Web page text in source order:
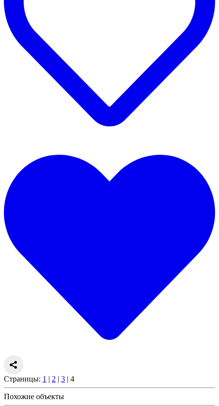
Страницы: 1 | 2 | 3 | 4
Похожие объекты